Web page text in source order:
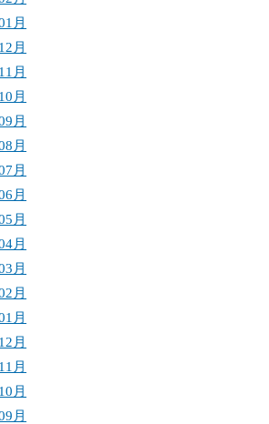
月
月
月
月
月
月
月
月
月
月
月
月
月
月
月
月
月